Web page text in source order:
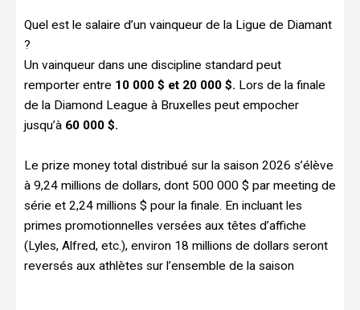
Quel est le salaire d’un vainqueur de la Ligue de Diamant
?
Un vainqueur dans une discipline standard peut
remporter entre 10 000 $ et 20 000 $. Lors de la finale
de la Diamond League à Bruxelles peut empocher
jusqu’à 60 000 $.
Le prize money total distribué sur la saison 2026 s’élève
à 9,24 millions de dollars, dont 500 000 $ par meeting de
série et 2,24 millions $ pour la finale. En incluant les
primes promotionnelles versées aux têtes d’affiche
(Lyles, Alfred, etc.), environ 18 millions de dollars seront
reversés aux athlètes sur l’ensemble de la saison